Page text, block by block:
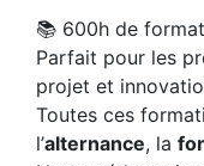
📚 600h de
Parfait pour les
projet et
Toutes ces
l’alternance, la